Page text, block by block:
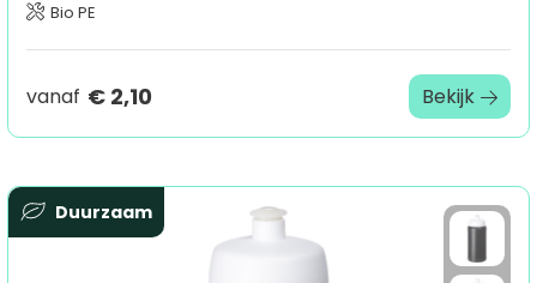
Bio PE
vanaf € 2,10 Bekijk
Duurzaam